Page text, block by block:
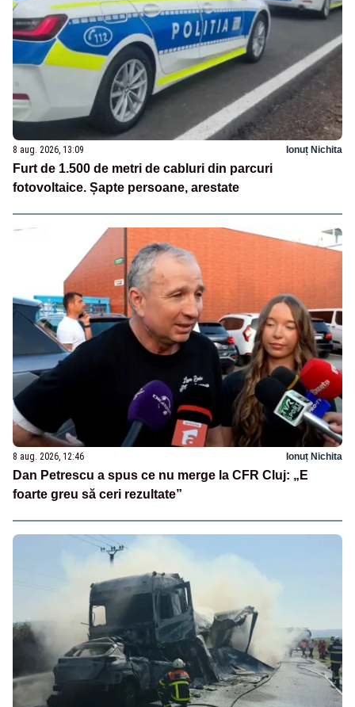
8 aug. 2026, 13:09 Ionuț Nichita
Furt de 1.500 de metri de cabluri din parcuri
fotovoltaice. Șapte persoane, arestate
8 aug. 2026, 12:46 Ionuț Nichita
Dan Petrescu a spus ce nu merge la CFR Cluj: „E
foarte greu să ceri rezultate”